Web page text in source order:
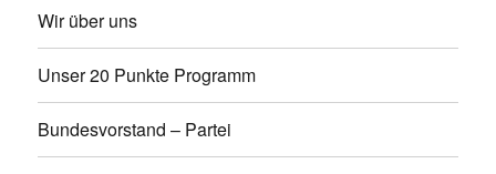
Wir über uns
Unser 20 Punkte Programm
Bundesvorstand – Partei